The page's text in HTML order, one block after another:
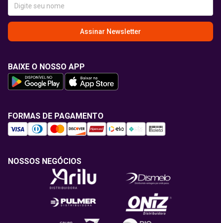
Assinar Newsletter
BAIXE O NOSSO APP
FORMAS DE PAGAMENTO
NOSSOS NEGÓCIOS